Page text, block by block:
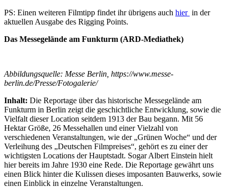
PS: Einen weiteren Filmtipp findet ihr übrigens auch hier in der
aktuellen Ausgabe des Rigging Points.
Das Messegelände am Funkturm (ARD-Mediathek)
Abbildungsquelle: Messe Berlin, https://www.messe-
berlin.de/Presse/Fotogalerie/
Inhalt: Die Reportage über das historische Messegelände am
Funkturm in Berlin zeigt die geschichtliche Entwicklung, sowie die
Vielfalt dieser Location seitdem 1913 der Bau begann. Mit 56
Hektar Größe, 26 Messehallen und einer Vielzahl von
verschiedenen Veranstaltungen, wie der „Grünen Woche“ und der
Verleihung des „Deutschen Filmpreises“, gehört es zu einer der
wichtigsten Locations der Hauptstadt. Sogar Albert Einstein hielt
hier bereits im Jahre 1930 eine Rede. Die Reportage gewährt uns
einen Blick hinter die Kulissen dieses imposanten Bauwerks, sowie
einen Einblick in einzelne Veranstaltungen.